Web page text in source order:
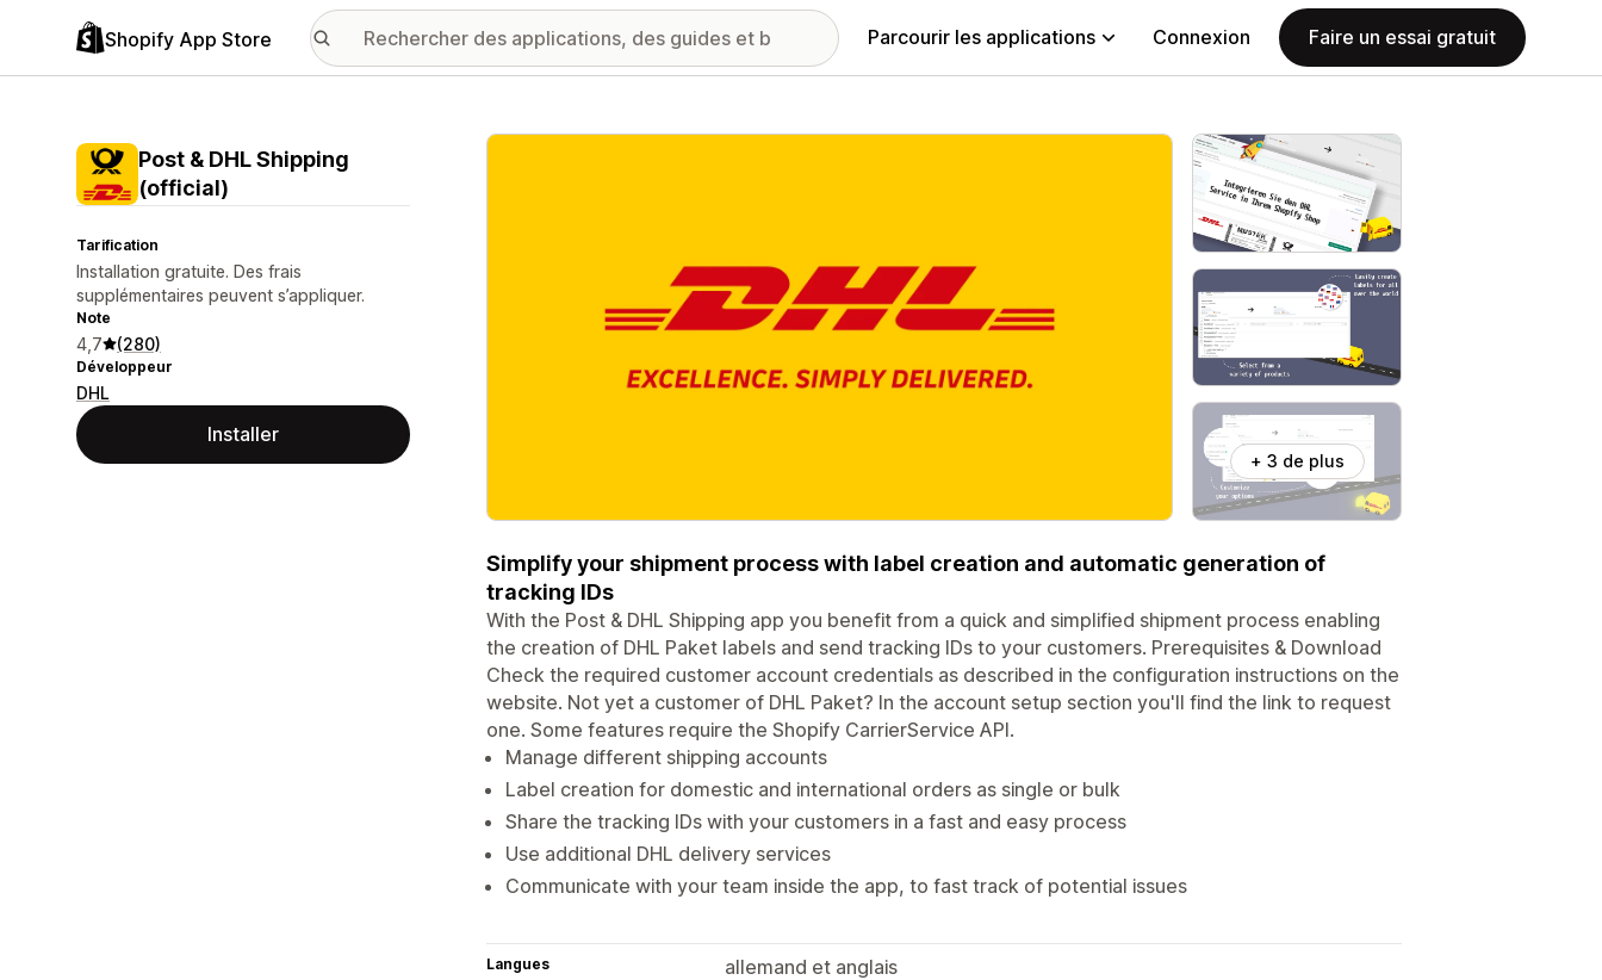
Shopify App Store Parcourir les applications Connexion Faire un essai gratuit
Post & DHL Shipping
(official)
Tarification
Installation gratuite. Des frais
supplémentaires peuvent s’appliquer.
Note
4,7 (280)
Développeur
DHL
Installer
Galerie d’images vedette
+ 3 de plus
Simplify your shipment process with label creation and automatic generation of
tracking IDs
With the Post & DHL Shipping app you benefit from a quick and simplified shipment process enabling
the creation of DHL Paket labels and send tracking IDs to your customers. Prerequisites & Download
Check the required customer account credentials as described in the configuration instructions on the
website. Not yet a customer of DHL Paket? In the account setup section you'll find the link to request
one. Some features require the Shopify CarrierService API.
Manage different shipping accounts
Label creation for domestic and international orders as single or bulk
Share the tracking IDs with your customers in a fast and easy process
Use additional DHL delivery services
Communicate with your team inside the app, to fast track of potential issues
Langues
allemand et anglais